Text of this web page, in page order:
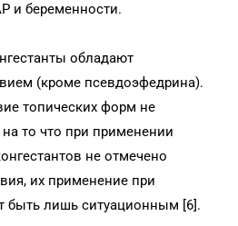
и беременности.
обладают
(кроме псевдоэфедрина).
топических форм не
то что при применении
не отмечено
их применение при
быть лишь ситуационным [6].